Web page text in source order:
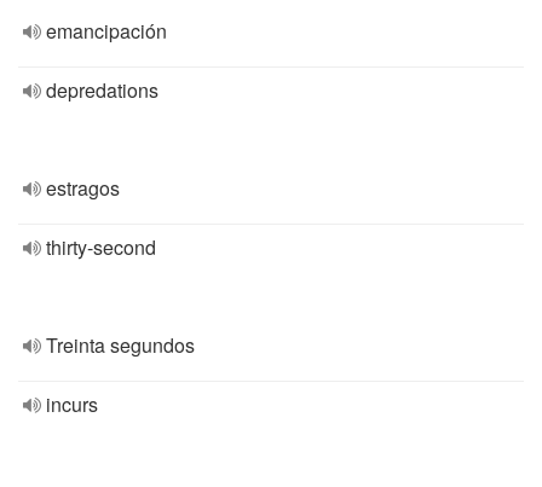
emancipación
depredations
estragos
thirty-second
Treinta segundos
incurs